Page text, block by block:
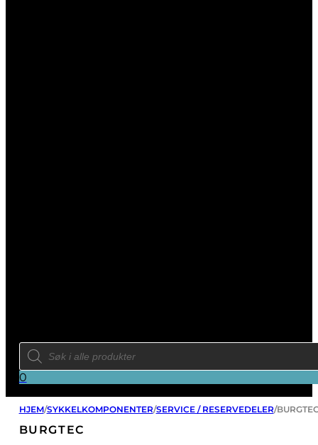
Products
search
0
HJEM/SYKKELKOMPONENTER/SERVICE / RESERVEDELER/
BURGTEC